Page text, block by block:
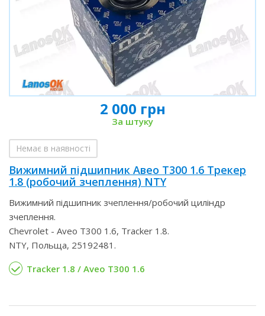
2 000 грн
За штуку
Немає в наявності
Вижимний підшипник Авео Т300 1.6 Трекер
1.8 (робочий зчеплення) NTY
Вижимний підшипник зчеплення/робочий циліндр
зчеплення.
Chevrolet - Aveo T300 1.6, Tracker 1.8.
NTY, Польща, 25192481.
Tracker 1.8 / Aveo T300 1.6